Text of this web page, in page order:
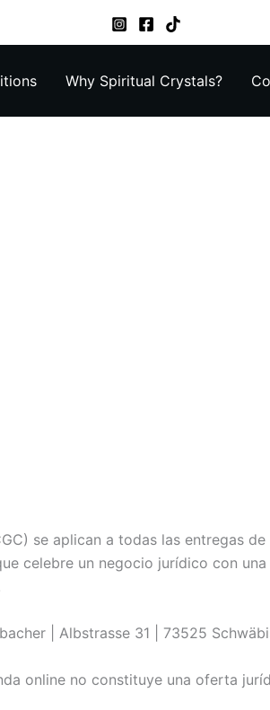
Why Spiritual Crystals?
se aplican a todas las entregas
celebre un negocio jurídico con
| Albstrasse 31 | 73525
online no constituye una oferta